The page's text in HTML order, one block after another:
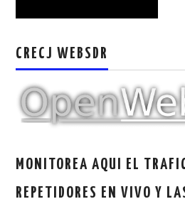
CRECJ WEBSDR
MONITOREA AQUI EL
REPETIDORES EN VIVO Y